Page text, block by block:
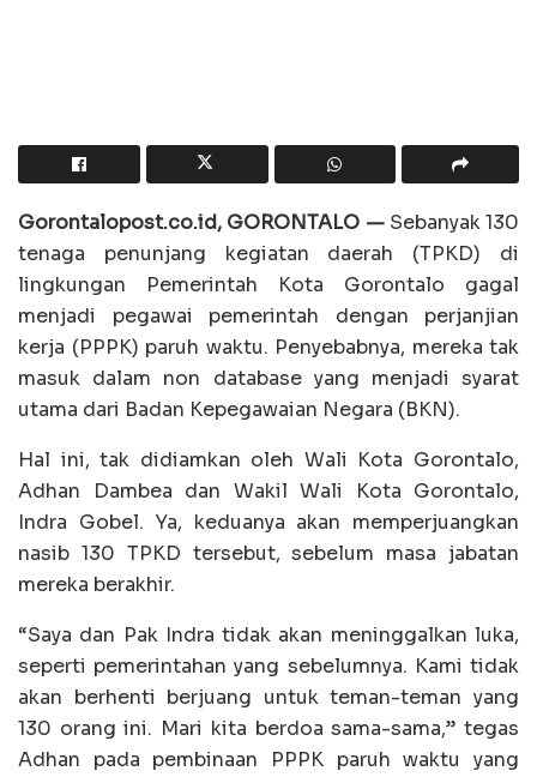
Gorontalopost.co.id, GORONTALO —Sebanyak 130
tenaga penunjang kegiatan daerah (TPKD) di
lingkungan Pemerintah Kota Gorontalo gagal
menjadi pegawai pemerintah dengan perjanjian
kerja (PPPK) paruh waktu. Penyebabnya, mereka tak
masuk dalam non database yang menjadi syarat
utama dari Badan Kepegawaian Negara (BKN).
Hal ini, tak didiamkan oleh Wali Kota Gorontalo,
Adhan Dambea dan Wakil Wali Kota Gorontalo,
Indra Gobel. Ya, keduanya akan memperjuangkan
nasib 130 TPKD tersebut, sebelum masa jabatan
mereka berakhir.
“Saya dan Pak Indra tidak akan meninggalkan luka,
seperti pemerintahan yang sebelumnya. Kami tidak
akan berhenti berjuang untuk teman-teman yang
130 orang ini. Mari kita berdoa sama-sama,” tegas
Adhan pada pembinaan PPPK paruh waktu yang